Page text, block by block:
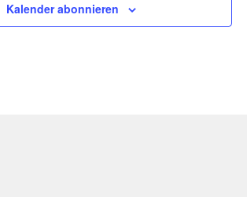
Kalender abonnieren